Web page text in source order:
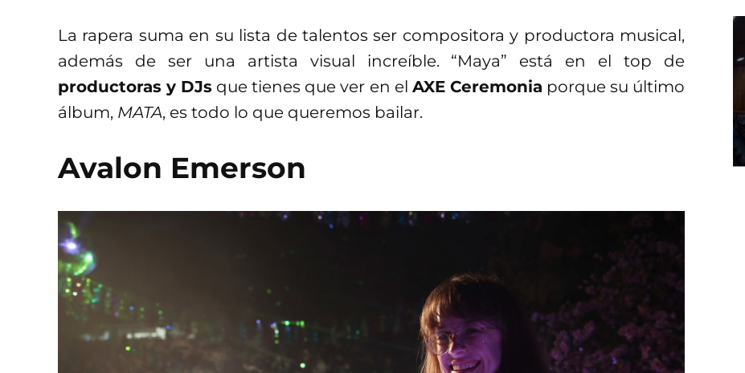
La rapera suma en su lista de talentos ser compositora y productora musical,
además de ser una artista visual increíble. “Maya” está en el top de
productoras y DJs que tienes que ver en el AXE Ceremonia porque su último
álbum, MATA, es todo lo que queremos bailar.
Avalon Emerson